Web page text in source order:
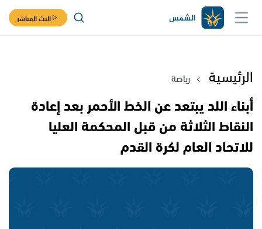
البث المباشر
الرئيسية رياضة
أبناء اللد يبتعد عن الخط الأحمر بعد إعادة
النقاط الثلاثة من قبل المحكمة العليا
للاتحاد العام لكرة القدم